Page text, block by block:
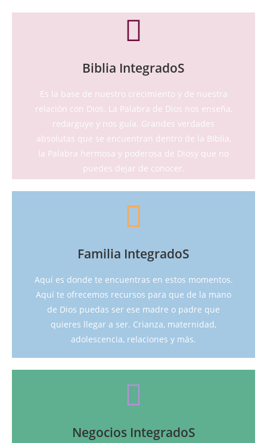
Biblia IntegradoS
Es la base de nuestro crecimiento y de nuestra
relación con Dios. La Palabra de Dios nos enseña,
redarguye y nos guía. Grandes verdades
absolutas que se encuentran dentro de la BIblia,
la Palabra hermosa y poderosa de Diosy que no
puedes dejar de conocer.
Integrados a la Palabra de Dios
NO basta con leer la Biblia de vez en cuando,
necesitamos ser intencionales al estudiar la
Palabra y ponerla en prática en todo lugar y en
Familia IntegradoS
Aquí es donde te encuentras en estos momentos.
Aquí te ofrecemos recursos para que de la mano
de Dios puedas ser ese madre o padre que
quieres llegar a ser. Crianza, maternidad,
adolescencia, relaciones y más.
Familia IntegradoS
Para que entiendas los principios de la crianza
integrada a Dios, una crianza de la mano de Dios,
que bendice, que permanece para siempre. NO
Dios quiere que nos ocupemos con amor de la
Negocios IntegradoS
Dios.